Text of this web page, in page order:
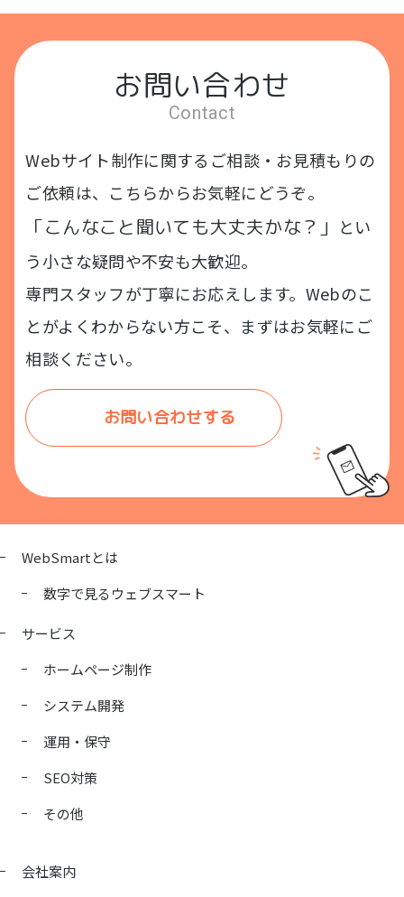
お問い合わせ
Contact
Webサイト制作に関するご相談・お見積もりの
ご依頼は、こちらからお気軽にどうぞ。
「こんなこと聞いても大丈夫かな？」 とい
う小さな疑問や不安も大歓迎。
専門スタッフが丁寧にお応えします。Webのこ
とがよくわからない方こそ、まずはお気軽にご
相談ください。
お問い合わせする
WebSmartとは
数字で見るウェブスマート
サービス
ホームページ制作
システム開発
運用・保守
SEO対策
その他
会社案内